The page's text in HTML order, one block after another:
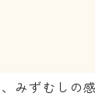
みずむしの